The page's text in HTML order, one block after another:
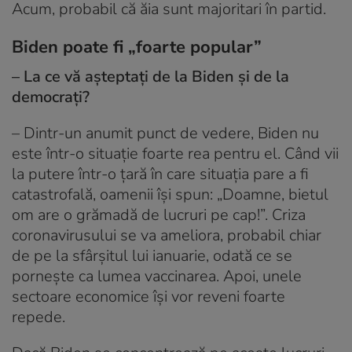
Acum, probabil că ăia sunt majoritari în partid.
Biden poate fi „foarte popular”
– La ce vă așteptați de la Biden și de la
democrați?
– Dintr-un anumit punct de vedere, Biden nu
este într-o situație foarte rea pentru el. Când vii
la putere într-o țară în care situația pare a fi
catastrofală, oamenii își spun: „Doamne, bietul
om are o grămadă de lucruri pe cap!”. Criza
coronavirusului se va ameliora, probabil chiar
de pe la sfârșitul lui ianuarie, odată ce se
pornește ca lumea vaccinarea. Apoi, unele
sectoare economice își vor reveni foarte
repede.